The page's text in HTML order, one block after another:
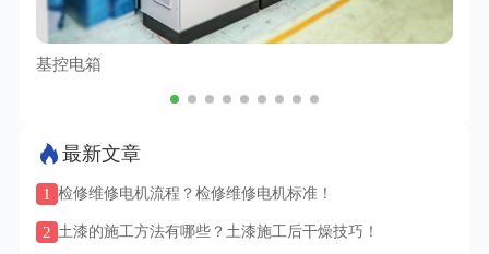
基控电箱
最新文章
1 检修维修电机流程？检修维修电机标准！
2 土漆的施工方法有哪些？土漆施工后干燥技巧！